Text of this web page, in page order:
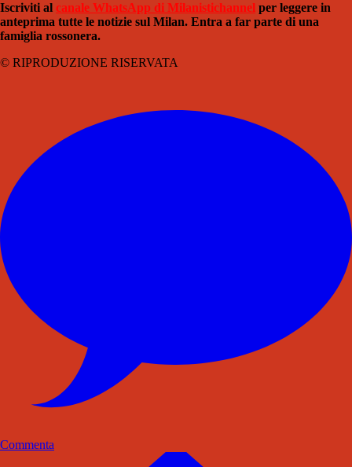
Iscriviti al canale WhatsApp di Milanistichannel per leggere in
anteprima tutte le notizie sul Milan. Entra a far parte di una
famiglia rossonera.
© RIPRODUZIONE RISERVATA
Commenta